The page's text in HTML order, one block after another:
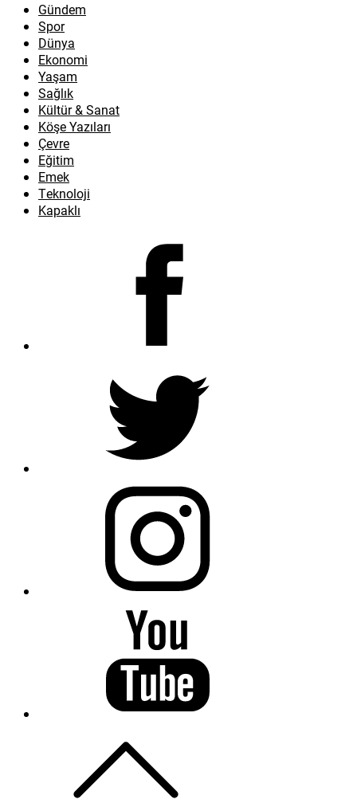
Gündem
Spor
Dünya
Ekonomi
Yaşam
Sağlık
Kültür & Sanat
Köşe Yazıları
Çevre
Eğitim
Emek
Teknoloji
Kapaklı